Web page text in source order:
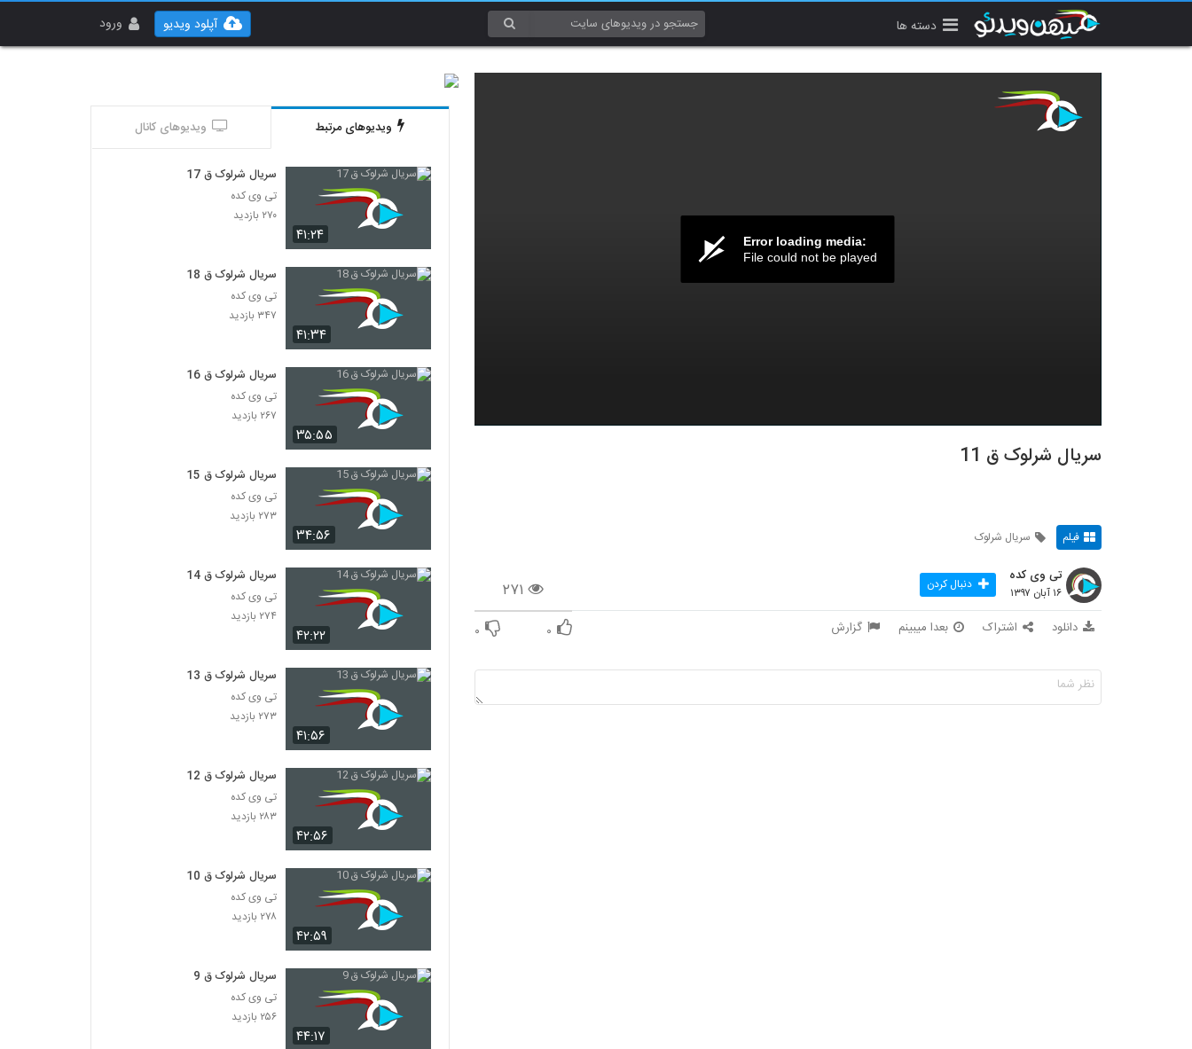
دسته ها ورود آپلود ویدیو
Error loading media:
File could not be played
سریال شرلوک ق 11
فیلم سریال شرلوک
۲۷۱
تی وی کده
۱۶ آبان ۱۳۹۷ دنبال کردن
دانلود اشتراک بعدا میبینم گزارش ۰ ۰
ویدیوهای مرتبط ویدیوهای کانال
۴۱:۲۴
سریال شرلوک ق 17
تی وی کده
۲۷۰ بازدید
۴۱:۳۴
سریال شرلوک ق 18
تی وی کده
۳۴۷ بازدید
۳۵:۵۵
سریال شرلوک ق 16
تی وی کده
۲۶۷ بازدید
۳۴:۵۶
سریال شرلوک ق 15
تی وی کده
۲۷۳ بازدید
۴۲:۲۲
سریال شرلوک ق 14
تی وی کده
۲۷۴ بازدید
۴۱:۵۶
سریال شرلوک ق 13
تی وی کده
۲۷۳ بازدید
۴۲:۵۶
سریال شرلوک ق 12
تی وی کده
۲۸۳ بازدید
۴۲:۵۹
سریال شرلوک ق 10
تی وی کده
۲۷۸ بازدید
۴۴:۱۷
سریال شرلوک ق 9
تی وی کده
۲۵۶ بازدید